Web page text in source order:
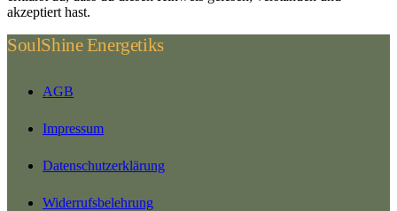
akzeptiert hast.
SoulShine Energetiks
AGB
Impressum
Datenschutzerklärung
Widerrufsbelehrung